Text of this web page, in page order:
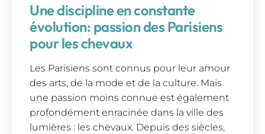
Une discipline en constante
évolution: passion des Parisiens
pour les chevaux
Les Parisiens sont connus pour leur amour
des arts, de la mode et de la culture. Mais
une passion moins connue est également
profondément enracinée dans la ville des
lumières : les chevaux. Depuis des siècles,